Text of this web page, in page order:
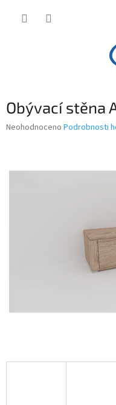
Obývací stěna
Průměrné
0,0
Neohodnoceno Podrobnosti